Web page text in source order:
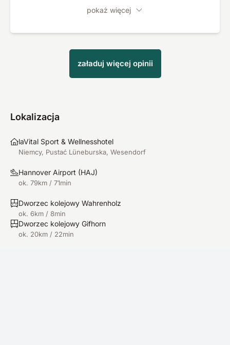
pokaż więcej
załaduj więcej opinii
Lokalizacja
laVital Sport & Wellnesshotel
Niemcy, Pustać Lüneburska, Wesendorf
Hannover Airport (HAJ)
ok. 79km / 71min
Dworzec kolejowy Wahrenholz
ok. 6km / 8min
Dworzec kolejowy Gifhorn
ok. 20km / 22min